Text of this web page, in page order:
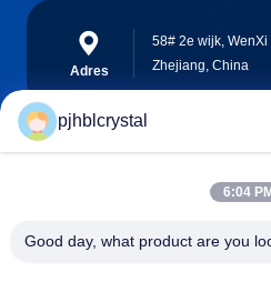
Adres
58# 2e wijk,
Zhejiang, China
pjhblcrystal
6:04 PM
Good day, what product are you